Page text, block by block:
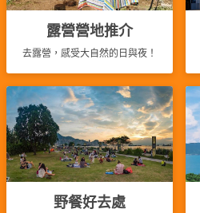
拍
拖
餐
廳
B
B
Q
露營營地推介
去露營，感受大自然的日與夜！
野餐好去處